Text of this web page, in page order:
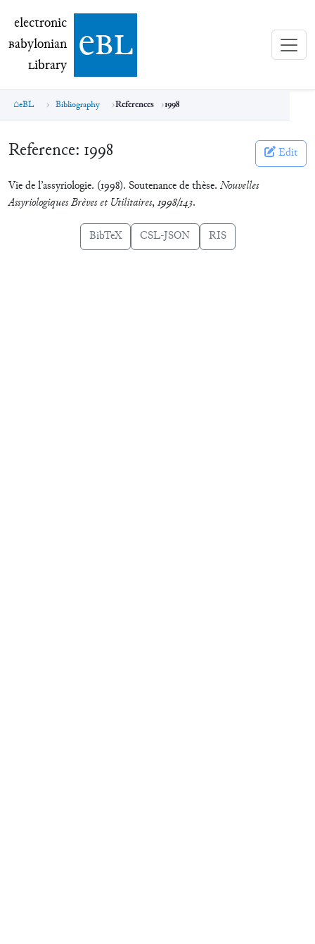
electronic Babylonian Library (eBL)
electronic
Babylonian
Library ebl
eBL Bibliography References 1998
Reference: 1998 Edit
Vie de l’assyriologie. (1998). Soutenance de thèse. Nouvelles
Assyriologiques Brèves et Utilitaires,1998/143.
BibTeX CSL-JSON RIS